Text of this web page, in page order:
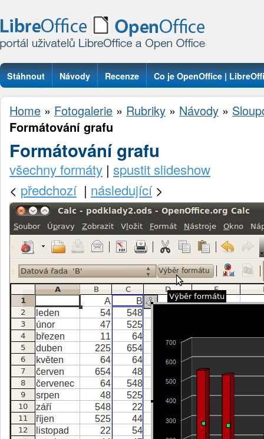
Stáhnout Návody Recenze Co je OpenOffice |
Otázky
Home » Fotogalerie » Rubriky » Návody »
Formátování grafu
Formátování grafu
všechny formáty | spustit slideshow
< předchozí| následující>